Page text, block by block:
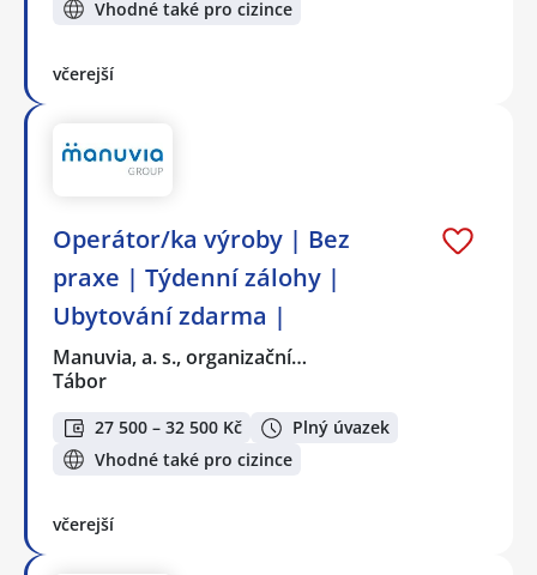
Vhodné také pro cizince
včerejší
Operátor/ka výroby | Bez
praxe | Týdenní zálohy |
Ubytování zdarma |
Manuvia, a. s., organizační…
Tábor
27 500 – 32 500 Kč
Plný úvazek
Vhodné také pro cizince
včerejší